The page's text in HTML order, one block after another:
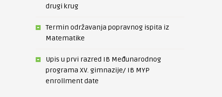
drugi krug
Termin održavanja popravnog ispita iz
Matematike
Upis u prvi razred IB Međunarodnog
programa XV. gimnazije/ IB MYP
enrollment date